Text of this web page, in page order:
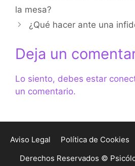
la mesa?
¿Qué hacer ante una
Deja un
Lo siento, debes estar
un comentario.
Aviso Legal Política de Cookies
Derechos Reservados ©